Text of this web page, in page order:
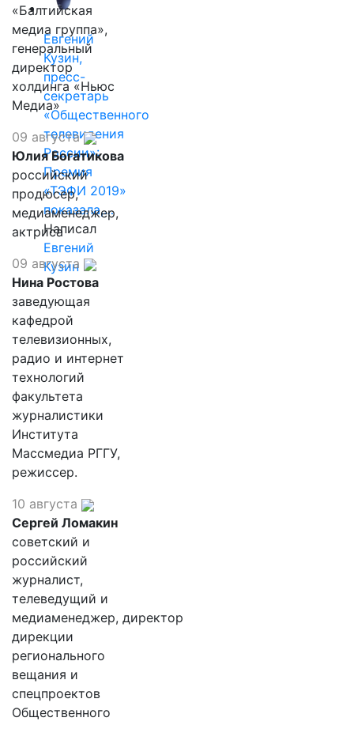
Евгений
Кузин,
пресс-
секретарь
«Общественного
телевидения
России»:
Премия
«ТЭФИ 2019»
показала,…
Написал
Евгений
Кузин
«Балтийская
медиа группа»,
генеральный
директор
холдинга «Ньюс
Медиа»
09 августа
Юлия Богатикова
российский
продюсер,
медиаменеджер,
актриса
09 августа
Нина Ростова
заведующая
кафедрой
телевизионных,
радио и интернет
технологий
факультета
журналистики
Института
Массмедиа РГГУ,
режиссер.
10 августа
Сергей Ломакин
советский и
российский
журналист,
телеведущий и
медиаменеджер, директор
дирекции
регионального
вещания и
спецпроектов
Общественного